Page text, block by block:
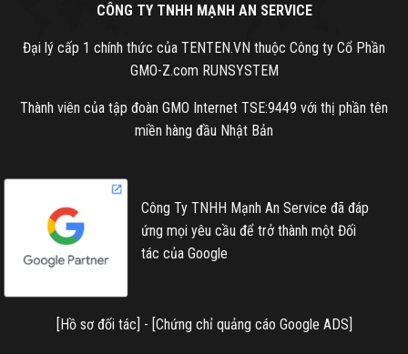
CÔNG TY TNHH MẠNH AN SERVICE
Đại lý cấp 1 chính thức của TENTEN.VN thuộc Công ty Cổ Phần
GMO-Z.com RUNSYSTEM
Thành viên của tập đoàn GMO Internet TSE:9449 với thị phần tên
miền hàng đầu Nhật Bản
Công Ty TNHH Mạnh An Service đã đáp
ứng mọi yêu cầu để trở thành một Đối
tác của Google
Hồ sơ đối tác ] - [ Chứng chỉ quảng cáo Google ADS